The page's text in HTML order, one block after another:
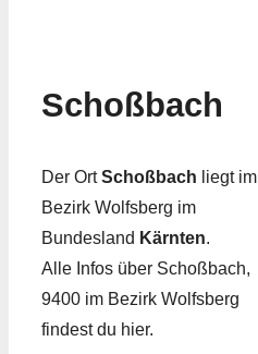
Schoßbach
Der OrtSchoßbach liegt im
Bezirk Wolfsberg im
Bundesland Kärnten.
Alle Infos über Schoßbach,
9400 im Bezirk Wolfsberg
findest du hier.